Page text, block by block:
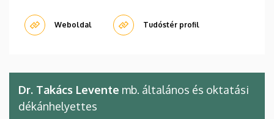
Weboldal Tudóstér profil
Dr. Takács Levente mb. általános és oktatási
dékánhelyettes